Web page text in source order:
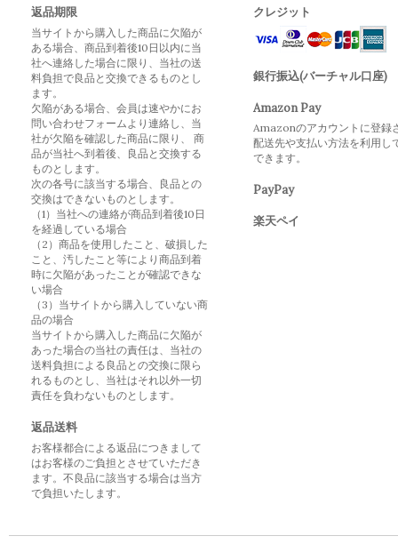
返品期限
当サイトから購入した商品に欠陥が
ある場合、商品到着後10日以内に当
社へ連絡した場合に限り、当社の送
料負担で良品と交換できるものとし
ます。
欠陥がある場合、会員は速やかにお
問い合わせフォームより連絡し、当
社が欠陥を確認した商品に限り、 商
品が当社へ到着後、良品と交換する
ものとします。
次の各号に該当する場合、良品との
交換はできないものとします。
（1）当社への連絡が商品到着後10日
を経過している場合
（2）商品を使用したこと、破損した
こと、汚したこと等により商品到着
時に欠陥があったことが確認できな
い場合
（3）当サイトから購入していない商
品の場合
当サイトから購入した商品に欠陥が
あった場合の当社の責任は、当社の
送料負担による良品との交換に限ら
れるものとし、当社はそれ以外一切
責任を負わないものとします。
返品送料
お客様都合による返品につきまして
はお客様のご負担とさせていただき
ます。不良品に該当する場合は当方
で負担いたします。
クレジット
銀行振込(バーチャル口座)
Amazon Pay
Amazonのアカウントに登録
配送先や支払い方法を利用し
できます。
PayPay
楽天ペイ